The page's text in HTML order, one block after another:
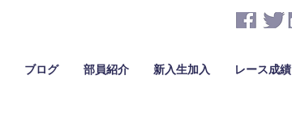
ブログ 部員紹介 新入生加入 レース成績